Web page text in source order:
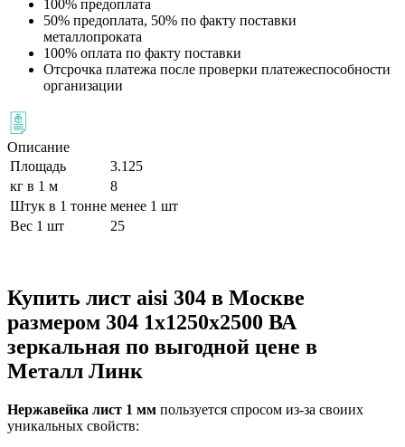
100% предоплата
50% предоплата, 50% по факту поставки
металлопроката
100% оплата по факту поставки
Отсрочка платежа после проверки платежеспособности
организации
Описание
Площадь
3.125
кг в 1 м
8
Штук в 1 тонне менее 1 шт
Вес 1 шт
25
Купить лист aisi 304 в Москве
размером 304 1х1250х2500 ВА
зеркальная по выгодной цене в
Металл Линк
Нержавейка лист 1 мм пользуется спросом из-за своиих
уникальных свойств: